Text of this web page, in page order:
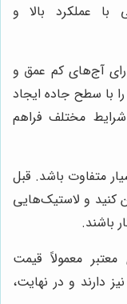
با عملکرد بالا و
آج‌های کم عمق و
با سطح جاده ایجاد
مختلف فراهم
متفاوت باشد. قبل
کنید و لاستیک‌هایی
باشند.
معمولاً قیمت
دارند و در نهایت،